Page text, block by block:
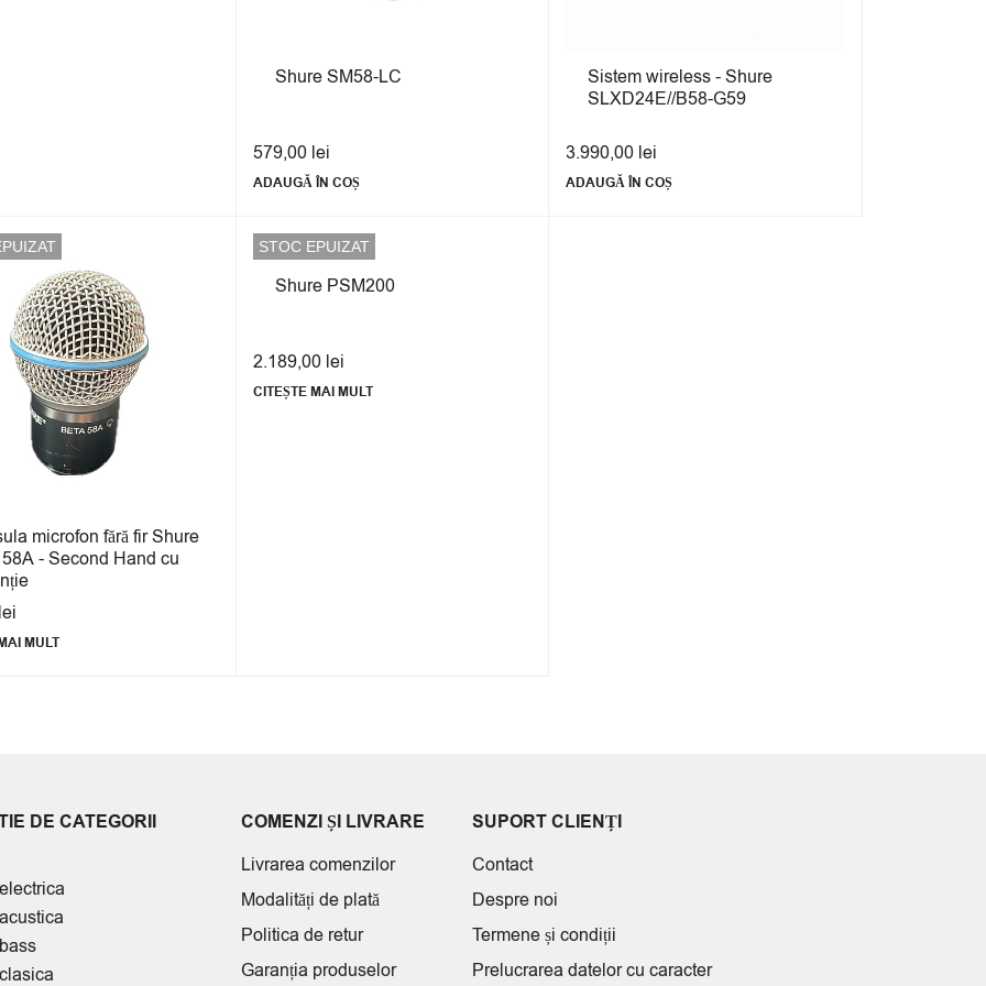
Shure SM58-LC
579,00 lei
ADAUGĂ ÎN COȘ
Sistem wireless - Shure
SLXD24E//B58-G59
3.990,00 lei
ADAUGĂ ÎN COȘ
microfon fără fir Shure
- Second Hand cu
MULT
STOC EPUIZAT
Shure PSM200
2.189,00 lei
CITEȘTE MAI MULT
DE CATEGORII
COMENZI ȘI LIVRARE
Livrarea comenzilor
Modalități de plată
Politica de retur
Garanția produselor
SUPORT CLIENȚI
Contact
Despre noi
Termene și condiții
Prelucrarea datelor cu caracter